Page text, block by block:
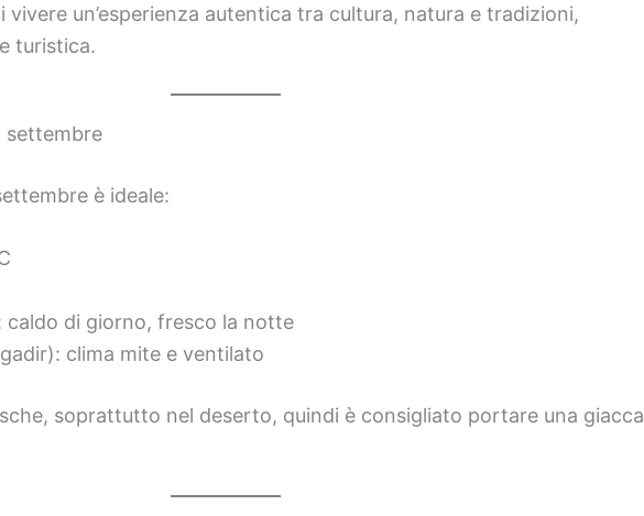
vivere un’esperienza autentica tra cultura, natura e tradizioni,
turistica.
settembre
è ideale:
caldo di giorno, fresco la notte
clima mite e ventilato
soprattutto nel deserto, quindi è consigliato portare una giacca